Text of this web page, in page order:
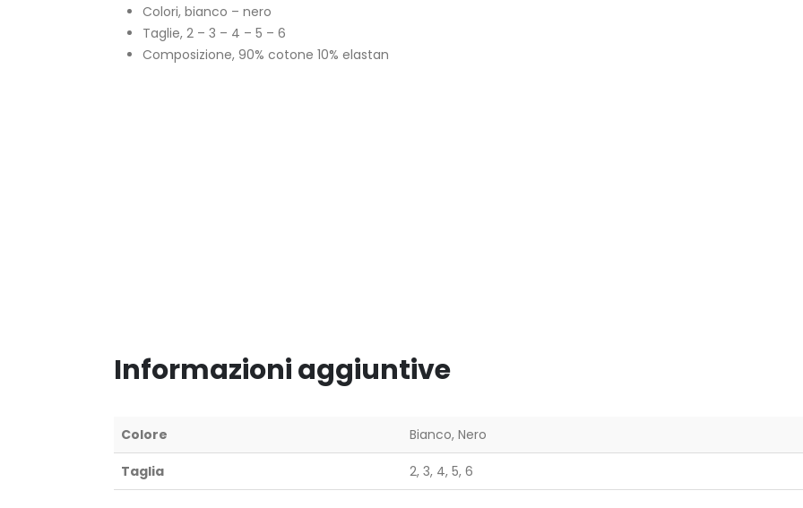
Colori, bianco – nero
Taglie, 2 – 3 – 4 – 5 – 6
Composizione, 90% cotone 10% elastan
Informazioni aggiuntive
Colore Bianco, Nero
Taglia 2, 3, 4, 5, 6